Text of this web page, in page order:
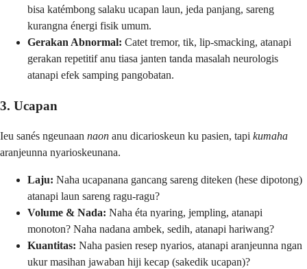
bisa katémbong salaku ucapan laun, jeda panjang, sareng
kurangna énergi fisik umum.
Gerakan Abnormal: Catet tremor, tik, lip-smacking, atanapi
gerakan repetitif anu tiasa janten tanda masalah neurologis
atanapi efek samping pangobatan.
3. Ucapan
Ieu sanés ngeunaan naon anu dicarioskeun ku pasien, tapi kumaha
aranjeunna nyarioskeunana.
Laju: Naha ucapanana gancang sareng diteken (hese dipotong)
atanapi laun sareng ragu-ragu?
Volume & Nada: Naha éta nyaring, jempling, atanapi
monoton? Naha nadana ambek, sedih, atanapi hariwang?
Kuantitas: Naha pasien resep nyarios, atanapi aranjeunna ngan
ukur masihan jawaban hiji kecap (sakedik ucapan)?